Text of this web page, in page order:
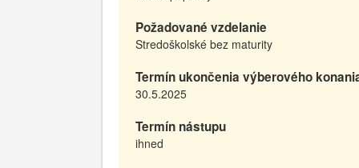
Požadované vzdelanie
Stredoškolské bez maturity
Termín ukončenia výberového
30.5.2025
Termín nástupu
ihned